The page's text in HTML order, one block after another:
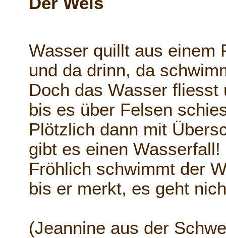
Wasser quillt aus einem
und da drinn, da
Doch das Wasser fliesst
bis es über Felsen
Plötzlich dann mit
gibt es einen Wasserfall!
Fröhlich schwimmt der
bis er merkt, es geht
(Jeannine aus der